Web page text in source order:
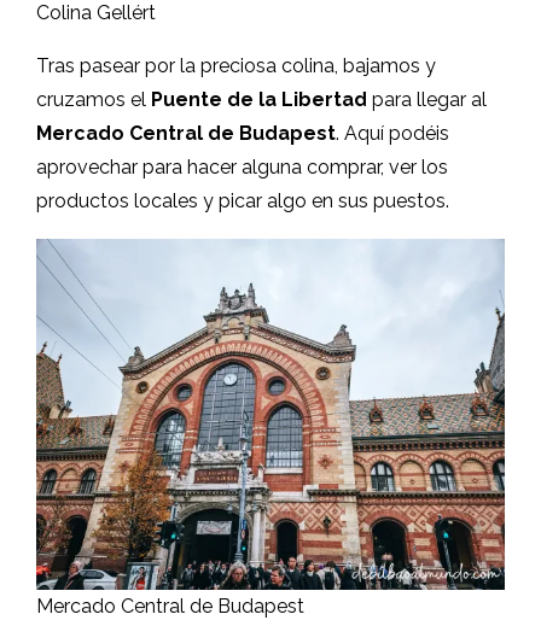
Colina Gellért
Tras pasear por la preciosa colina, bajamos y
cruzamos el Puente de la Libertad para llegar al
Mercado Central de Budapest. Aquí podéis
aprovechar para hacer alguna comprar, ver los
productos locales y picar algo en sus puestos.
Mercado Central de Budapest